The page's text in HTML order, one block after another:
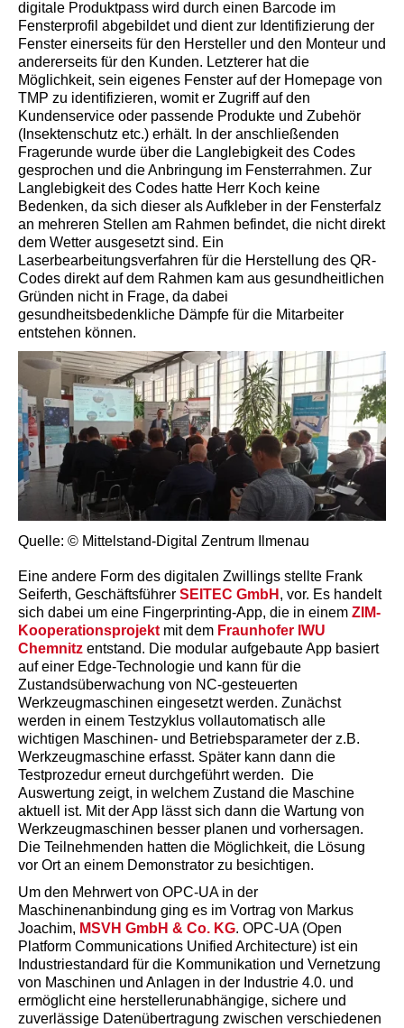
digitale Produktpass wird durch einen Barcode im
Fensterprofil abgebildet und dient zur Identifizierung der
Fenster einerseits für den Hersteller und den Monteur und
andererseits für den Kunden. Letzterer hat die
Möglichkeit, sein eigenes Fenster auf der Homepage von
TMP zu identifizieren, womit er Zugriff auf den
Kundenservice oder passende Produkte und Zubehör
(Insektenschutz etc.) erhält. In der anschließenden
Fragerunde wurde über die Langlebigkeit des Codes
gesprochen und die Anbringung im Fensterrahmen. Zur
Langlebigkeit des Codes hatte Herr Koch keine
Bedenken, da sich dieser als Aufkleber in der Fensterfalz
an mehreren Stellen am Rahmen befindet, die nicht direkt
dem Wetter ausgesetzt sind. Ein
Laserbearbeitungsverfahren für die Herstellung des QR-
Codes direkt auf dem Rahmen kam aus gesundheitlichen
Gründen nicht in Frage, da dabei
gesundheitsbedenkliche Dämpfe für die Mitarbeiter
entstehen können.
Quelle: © Mittelstand-Digital Zentrum Ilmenau
Eine andere Form des digitalen Zwillings stellte Frank
Seiferth, Geschäftsführer SEITEC GmbH , vor. Es handelt
sich dabei um eine Fingerprinting-App, die in einem ZIM-
Kooperationsprojekt mit dem Fraunhofer IWU
Chemnitz entstand. Die modular aufgebaute App basiert
auf einer Edge-Technologie und kann für die
Zustandsüberwachung von NC-gesteuerten
Werkzeugmaschinen eingesetzt werden. Zunächst
werden in einem Testzyklus vollautomatisch alle
wichtigen Maschinen- und Betriebsparameter der z.B.
Werkzeugmaschine erfasst. Später kann dann die
Testprozedur erneut durchgeführt werden. Die
Auswertung zeigt, in welchem Zustand die Maschine
aktuell ist. Mit der App lässt sich dann die Wartung von
Werkzeugmaschinen besser planen und vorhersagen.
Die Teilnehmenden hatten die Möglichkeit, die Lösung
vor Ort an einem Demonstrator zu besichtigen.
Um den Mehrwert von OPC-UA in der
Maschinenanbindung ging es im Vortrag von Markus
Joachim, MSVH GmbH & Co. KG. OPC-UA (Open
Platform Communications Unified Architecture) ist ein
Industriestandard für die Kommunikation und Vernetzung
von Maschinen und Anlagen in der Industrie 4.0. und
ermöglicht eine herstellerunabhängige, sichere und
zuverlässige Datenübertragung zwischen verschiedenen